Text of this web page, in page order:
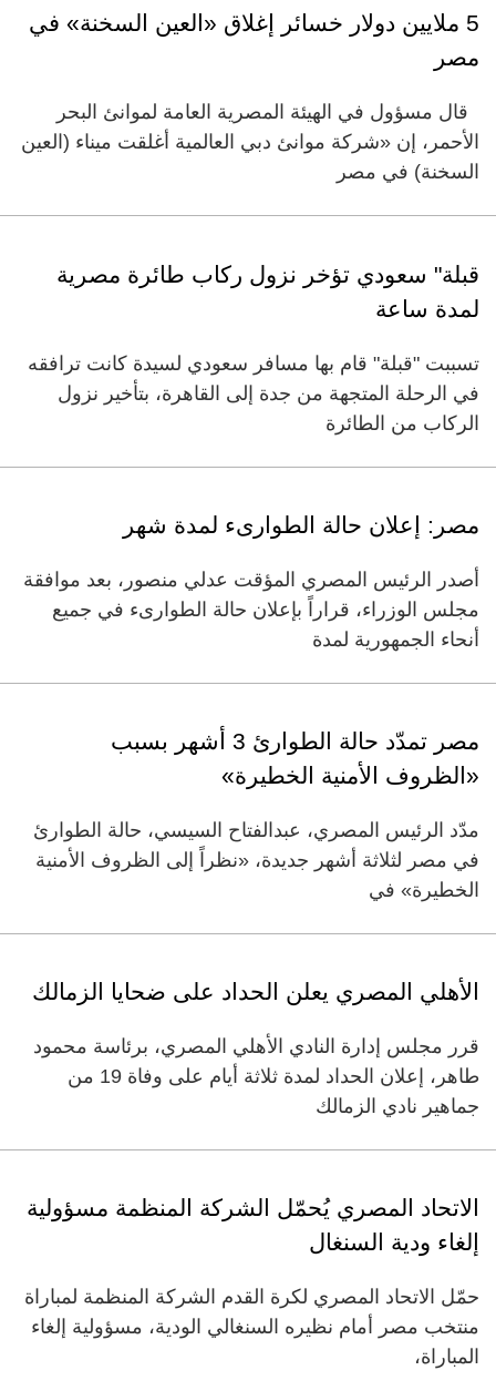
5 ملايين دولار خسائر إغلاق «العين السخنة» في
مصر
قال مسؤول في الهيئة المصرية العامة لموانئ البحر
الأحمر، إن «شركة موانئ دبي العالمية أغلقت ميناء (العين
السخنة) في مصر
قبلة" سعودي تؤخر نزول ركاب طائرة مصرية
لمدة ساعة
تسببت "قبلة" قام بها مسافر سعودي لسيدة كانت ترافقه
في الرحلة المتجهة من جدة إلى القاهرة، بتأخير نزول
الركاب من الطائرة
مصر: إعلان حالة الطوارىء لمدة شهر
أصدر الرئيس المصري المؤقت عدلي منصور، بعد موافقة
مجلس الوزراء، قراراً بإعلان حالة الطوارىء في جميع
أنحاء الجمهورية لمدة
مصر تمدّد حالة الطوارئ 3 أشهر بسبب
«الظروف الأمنية الخطيرة»
مدّد الرئيس المصري، عبدالفتاح السيسي، حالة الطوارئ
في مصر لثلاثة أشهر جديدة، «نظراً إلى الظروف الأمنية
الخطيرة» في
الأهلي المصري يعلن الحداد على ضحايا الزمالك
قرر مجلس إدارة النادي الأهلي المصري، برئاسة محمود
طاهر، إعلان الحداد لمدة ثلاثة أيام على وفاة 19 من
جماهير نادي الزمالك
الاتحاد المصري يُحمّل الشركة المنظمة مسؤولية
إلغاء ودية السنغال
حمّل الاتحاد المصري لكرة القدم الشركة المنظمة لمباراة
منتخب مصر أمام نظيره السنغالي الودية، مسؤولية إلغاء
المباراة،